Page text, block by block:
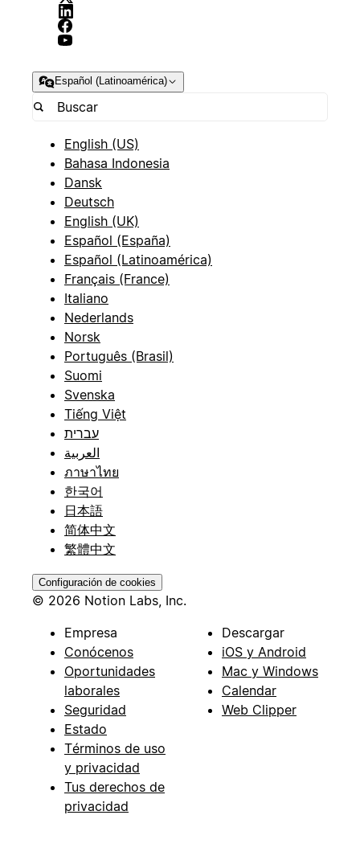
Español (Latinoamérica)
English (US)
Bahasa Indonesia
Dansk
Deutsch
English (UK)
Español (España)
Español (Latinoamérica)
Français (France)
Italiano
Nederlands
Norsk
Português (Brasil)
Suomi
Svenska
Tiếng Việt
עברית
العربية
ภาษาไทย
한국어
日本語
简体中文
繁體中文
Configuración de cookies
© 2026 Notion Labs, Inc.
Empresa
Conócenos
Oportunidades
laborales
Seguridad
Estado
Términos de uso
y privacidad
Tus derechos de
privacidad
Descargar
iOS y Android
Mac y Windows
Calendar
Web Clipper